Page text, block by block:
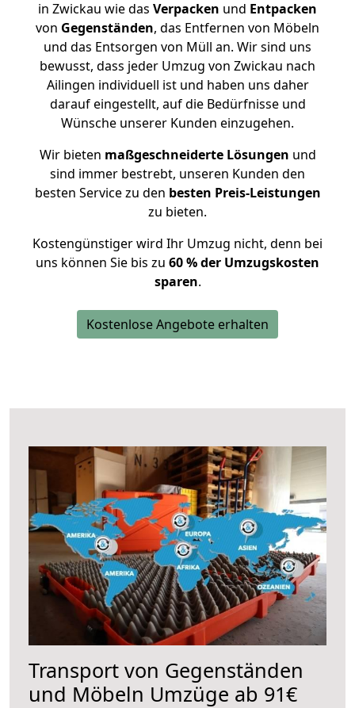
in Zwickau wie das Verpacken und Entpacken
von Gegenständen, das Entfernen von Möbeln
und das Entsorgen von Müll an. Wir sind uns
bewusst, dass jeder Umzug von Zwickau nach
Ailingen individuell ist und haben uns daher
darauf eingestellt, auf die Bedürfnisse und
Wünsche unserer Kunden einzugehen.
Wir bieten maßgeschneiderte Lösungen und
sind immer bestrebt, unseren Kunden den
besten Service zu den besten Preis-Leistungen
zu bieten.
Kostengünstiger wird Ihr Umzug nicht, denn bei
uns können Sie bis zu 60 % der Umzugskosten
sparen.
Kostenlose Angebote erhalten
Transport von Gegenständen
und Möbeln Umzüge ab 91€